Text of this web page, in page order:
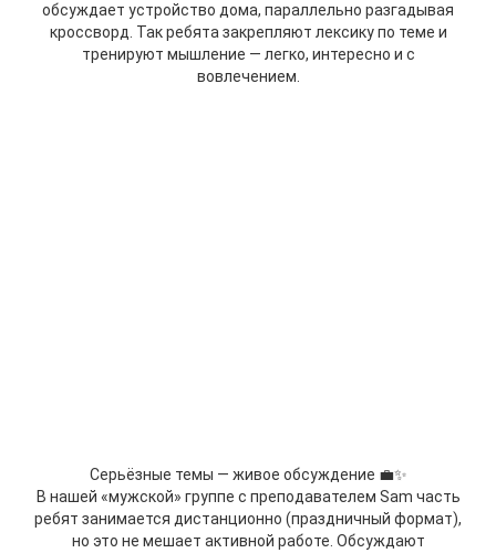
обсуждает устройство дома, параллельно разгадывая
кроссворд. Так ребята закрепляют лексику по теме и
тренируют мышление — легко, интересно и с
вовлечением.
Серьёзные темы — живое обсуждение 💼✨
В нашей «мужской» группе с преподавателем Sam часть
ребят занимается дистанционно (праздничный формат),
но это не мешает активной работе. Обсуждают